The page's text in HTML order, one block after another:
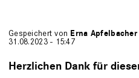
Gespeichert von Erna
31.08.2023 - 15:47
Herzlichen Dank für